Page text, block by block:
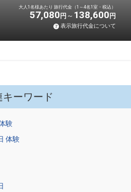
大人1名様あたり 旅行代金（1～4名1室・税込）
57,080 円 138,600 円
表示旅行代金について
キーワード
験
体験